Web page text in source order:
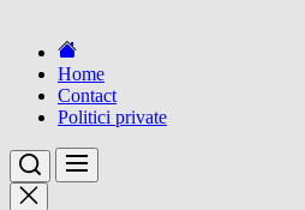
Home
Contact
Politici private